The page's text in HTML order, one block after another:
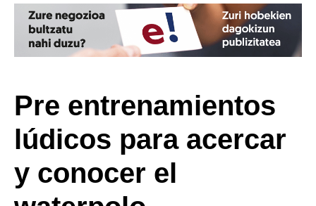
Pre entrenamientos
lúdicos para acercar
y conocer el